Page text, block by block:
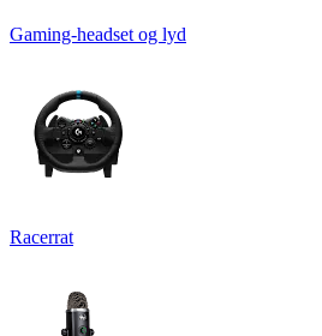
Gaming-headset og lyd
Racerrat